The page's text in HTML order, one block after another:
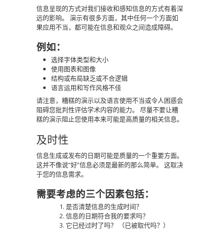
信息呈现的方式对我们接收和感知信息的方式有着深
远的影响。 演示有很多方面，其中任何一个方面如
果应用不当，都可能在信息和观众之间造成障碍。
例如：
选择字体类型和大小
使用图表和图像
结构或布局缺乏或不合逻辑
语言运用和写作风格不佳
请注意，糟糕的演示以及语言使用不当或令人困惑会
阻碍您批判性评估学术内容的能力。 尽量不要让糟
糕的演示阻止您使用本来可能是高质量的相关信息。
及时性
信息生成或发布的日期可能是质量的一个重要方面。
这并不像说“好”信息必须是最新的那么简单。 这取决
于您的信息需求。
需要考虑的三个因素包括：
是否清楚信息的生成时间？
信息的日期符合我的要求吗？
它已经过时了吗？ （已被取代吗？）